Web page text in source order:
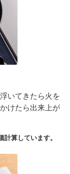
いてきたら火を
けたら出来上が
算しています。